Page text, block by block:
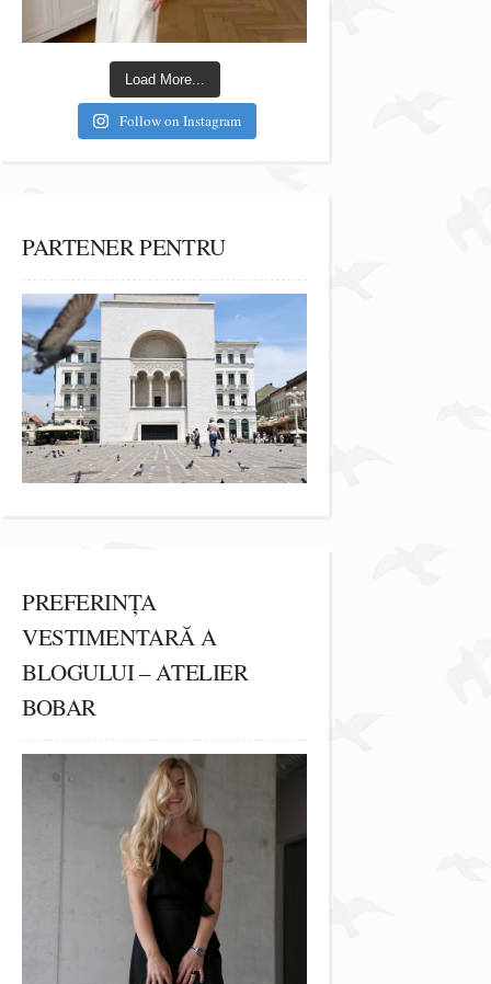
Load More...
Follow on Instagram
PARTENER PENTRU
PREFERINȚA
VESTIMENTARĂ A
BLOGULUI – ATELIER
BOBAR